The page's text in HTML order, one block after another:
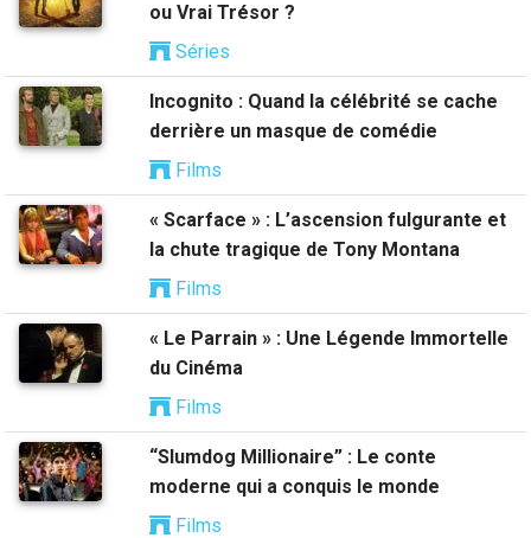
ou Vrai Trésor ?
Séries
Incognito : Quand la célébrité se cache
derrière un masque de comédie
Films
« Scarface » : L’ascension fulgurante et
la chute tragique de Tony Montana
Films
« Le Parrain » : Une Légende Immortelle
du Cinéma
Films
“Slumdog Millionaire” : Le conte
moderne qui a conquis le monde
Films